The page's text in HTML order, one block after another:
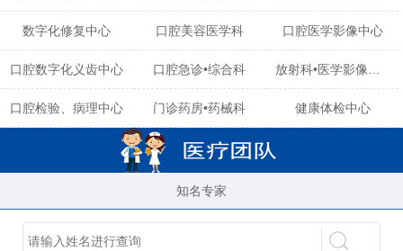
数字化修复中心 口腔美容医学科 口腔医学影像中心
口腔数字化义齿中心 口腔急诊•综合科
口腔检验、病理中心 门诊药房•药械科 健康体检中心
知名专家
陈育玲 吴晓桃